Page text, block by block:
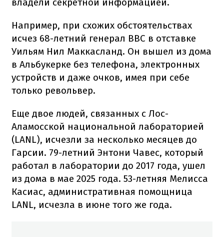
Например, при схожих обстоятельствах
исчез 68-летний генерал ВВС в отставке
Уильям Нил Маккасланд. Он вышел из дома
в Альбукерке без телефона, электронных
устройств и даже очков, имея при себе
только револьвер.
Еще двое людей, связанных с Лос-
Аламосской национальной лабораторией
(LANL), исчезли за несколько месяцев до
Гарсии. 79-летний Энтони Чавес, который
работал в лаборатории до 2017 года, ушел
из дома в мае 2025 года. 53-летняя Мелисса
Касиас, административная помощница
LANL, исчезла в июне того же года.